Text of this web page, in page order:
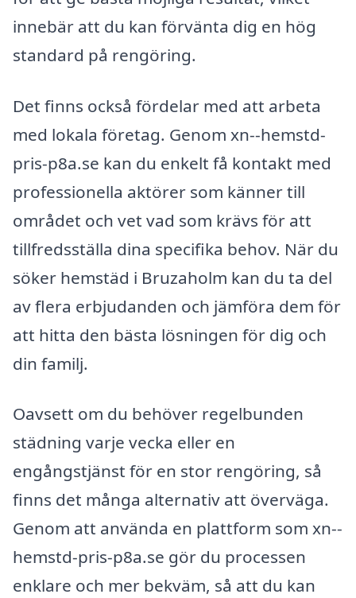
innebär att du kan förvänta dig en hög
standard på rengöring.
Det finns också fördelar med att arbeta
med lokala företag. Genom xn--hemstd-
pris-p8a.se kan du enkelt få kontakt med
professionella aktörer som känner till
området och vet vad som krävs för att
tillfredsställa dina specifika behov. När du
söker hemstäd i Bruzaholm kan du ta del
av flera erbjudanden och jämföra dem för
att hitta den bästa lösningen för dig och
din familj.
Oavsett om du behöver regelbunden
städning varje vecka eller en
engångstjänst för en stor rengöring, så
finns det många alternativ att överväga.
Genom att använda en plattform som xn--
hemstd-pris-p8a.se gör du processen
enklare och mer bekväm, så att du kan